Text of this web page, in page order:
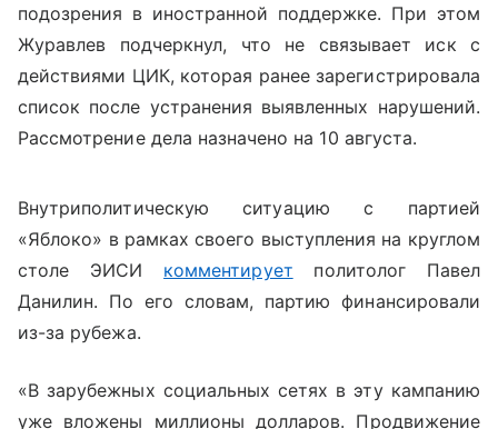
подозрения в иностранной поддержке. При этом
Журавлев подчеркнул, что не связывает иск с
действиями ЦИК, которая ранее зарегистрировала
список после устранения выявленных нарушений.
Рассмотрение дела назначено на 10 августа.
Внутриполитическую ситуацию с партией
«Яблоко» в рамках своего выступления на круглом
столе ЭИСИ комментирует
политолог Павел
Данилин. По его словам, партию финансировали
из-за рубежа.
«В зарубежных социальных сетях в эту кампанию
уже вложены миллионы долларов. Продвижение